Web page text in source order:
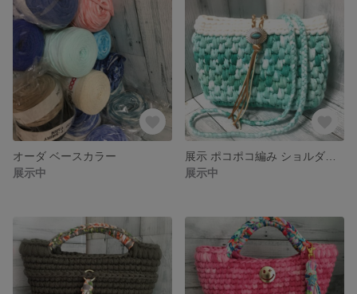
オーダ ベースカラー
展示中
展示中